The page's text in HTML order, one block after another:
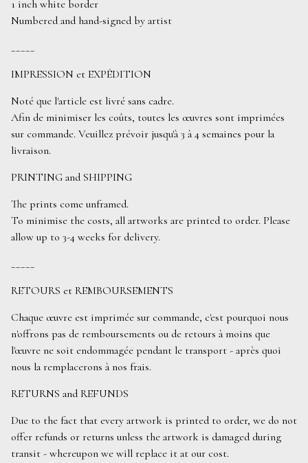
1 inch white border
Numbered and hand-signed by artist
_____
IMPRESSION et EXPÉDITION
Noté que l'article est livré sans cadre.
Afin de minimiser les coûts, toutes les œuvres sont imprimées
sur commande. Veuillez prévoir jusqu'à 3 à 4 semaines pour la
livraison.
PRINTING and SHIPPING
The prints come unframed.
To minimise the costs, all artworks are printed to order. Please
allow up to 3-4 weeks for delivery.
_____
RETOURS et REMBOURSEMENTS
Chaque œuvre est imprimée sur commande, c'est pourquoi nous
n'offrons pas de remboursements ou de retours à moins que
l'œuvre ne soit endommagée pendant le transport - après quoi
nous la remplacerons à nos frais.
RETURNS and REFUNDS
Due to the fact that every artwork is printed to order, we do not
offer refunds or returns unless the artwork is damaged during
transit - whereupon we will replace it at our cost.